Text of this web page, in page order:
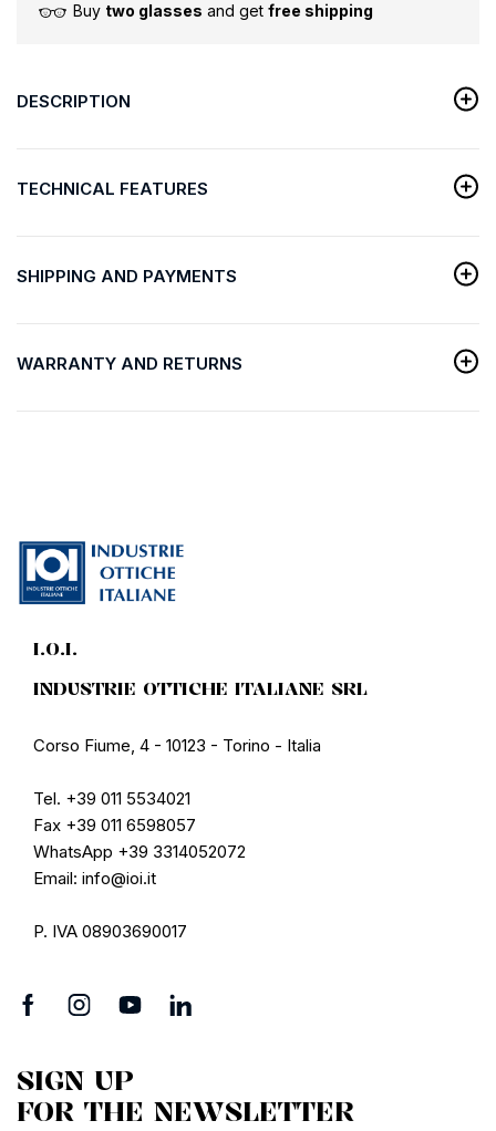
Buy two glasses and get free shipping
DESCRIPTION
TECHNICAL FEATURES
SHIPPING AND PAYMENTS
WARRANTY AND RETURNS
I.O.I.
INDUSTRIE OTTICHE ITALIANE SRL
Corso Fiume, 4 - 10123 - Torino - Italia
Tel. +39 011 5534021
Fax +39 011 6598057
WhatsApp +39 3314052072
Email: info@ioi.it
P. IVA 08903690017
SIGN UP
FOR THE NEWSLETTER